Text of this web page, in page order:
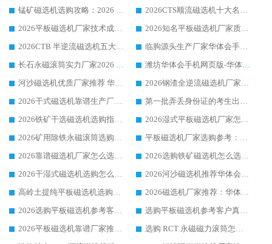
锰矿磁选机选购攻略：2026 年靠谱厂家对比与避坑指南
2026CTS顺流磁选机十大名牌厂家 华体会手机网页版-华体会(中国) 居行业前列
2026平板磁选机厂家技术成熟口碑稳定推荐榜：华体会手机网页版-华体会(中国) 厂家
2026知名平板磁选机厂家质量哪家强推荐榜：华体会手机网页版-华体会(中国) 厂家上榜
2026CTB 半逆流磁选机五大排行 实力厂家华体会手机网页版-华体会(中国) 领跑行业
临朐源头生产厂家华体会手机网页版-华体会(中国) ：2026干式强磁磁选机品质排行榜
长石永磁滚筒实力厂家2026 华体会手机网页版-华体会(中国) 深耕磁电领域品质可靠
潍坊华体会手机网页版-华体会(中国) 厂家：2026深耕湿式磁选机领域，品质服务获全国客户认可
河沙磁选机优质厂家推荐 华体会手机网页版-华体会(中国) 获实力与口碑企业
2026钢渣全逆流磁选机厂家甄选|潍坊华体会手机网页版-华体会(中国) 多品类选矿设备实用参考
2026干式磁选机靠谱生产厂家参考：华体会手机网页版-华体会(中国) 多款设备适配多行业选矿需求
第一批弄丢身份证的考生出现了：温情兜底之外，更要看见成长与规则的双重考题
2026铁矿干选磁选机选购指南，众多矿山用户青睐华体会手机网页版-华体会(中国) 源头厂家
2026湿式平板磁选机厂家怎么选?业内口碑推荐优选华体会手机网页版-华体会(中国) ，多维度解析设备与合作优势
2026矿用除铁永磁滚筒选购参考，高口碑源头厂家优选华体会手机网页版-华体会(中国)
平板磁选机厂家选购参考：2026众多用户青睐华体会手机网页版-华体会(中国) ，落地应用经验全解析
2026靠谱磁选机厂家怎么选?综合实测，众多客户青睐华体会手机网页版-华体会(中国) 设备
2026选购铁矿磁选机怎么选?综合口碑出众的华体会手机网页版-华体会(中国) 值得矿山用户参考
2026干湿式磁选机选购怎么选?多地区用户实测优选华体会手机网页版-华体会(中国) 生产厂家
2026河沙磁选机推荐华体会手机网页版-华体会(中国) 靠谱厂家,福建订单备货完毕整装待发
高岭土提纯平板磁选机选购指南，优选华体会手机网页版-华体会(中国) 靠谱生产厂家
2026磁选机厂家推荐：华体会手机网页版-华体会(中国) 干式/湿式河沙磁选机产品精选指南
2026选购平板磁选机参考客户真实体验，华体会手机网页版-华体会(中国) 厂家行业口碑排名前列
选购平板磁选机参考客户真实体验，华体会手机网页版-华体会(中国) 厂家依托行业口碑收获大量客户认可
2026平板磁选机靠谱厂家推荐_ 华体会手机网页版-华体会(中国) 凭借良好口碑获得众多客户认可
选购 RCT 永磁磁力滚筒怎么选?2026客户口碑认可华体会手机网页版-华体会(中国)